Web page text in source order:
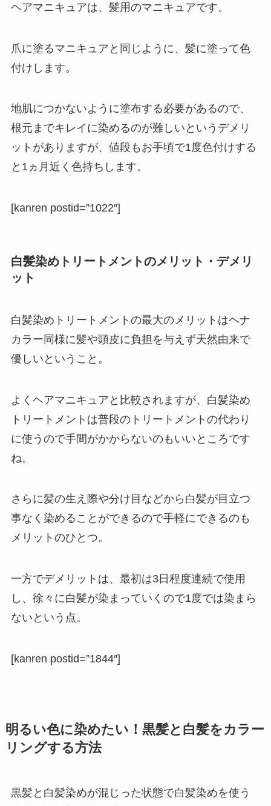
ヘアマニキュアは、髪用のマニキュアです。
爪に塗るマニキュアと同じように、髪に塗って色
付けします。
地肌につかないように塗布する必要があるので、
根元までキレイに染めるのが難しいというデメリ
ットがありますが、値段もお手頃で1度色付けする
と1ヵ月近く色持ちします。
[kanren postid=”1022″]
白髪染めトリートメントのメリット・デメリ
ット
白髪染めトリートメントの最大のメリットはヘナ
カラー同様に髪や頭皮に負担を与えず天然由来で
優しいということ。
よくヘアマニキュアと比較されますが、白髪染め
トリートメントは普段のトリートメントの代わり
に使うので手間がかからないのもいいところです
ね。
さらに髪の生え際や分け目などから白髪が目立つ
事なく染めることができるので手軽にできるのも
メリットのひとつ。
一方でデメリットは、最初は3日程度連続で使用
し、徐々に白髪が染まっていくので1度では染まら
ないという点。
[kanren postid=”1844″]
明るい色に染めたい！黒髪と白髪をカラー
リングする方法
黒髪と白髪染めが混じった状態で白髪染めを使う